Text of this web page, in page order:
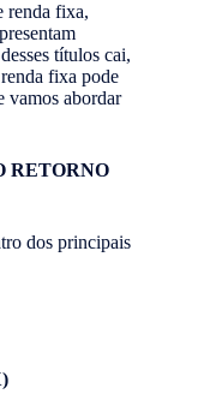
renda fixa,
títulos cai,
fixa pode
vamos abordar
RETORNO
dos principais